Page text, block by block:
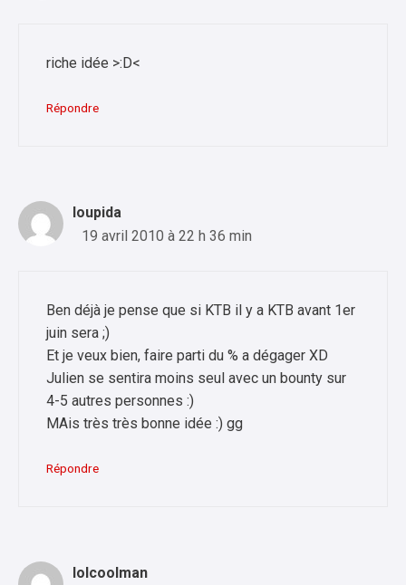
riche idée >:D<
Répondre
loupida
19 avril 2010 à 22 h 36 min
Ben déjà je pense que si KTB il y a KTB avant 1er
juin sera ;)
Et je veux bien, faire parti du % a dégager XD
Julien se sentira moins seul avec un bounty sur
4-5 autres personnes :)
MAis très très bonne idée :) gg
Répondre
lolcoolman